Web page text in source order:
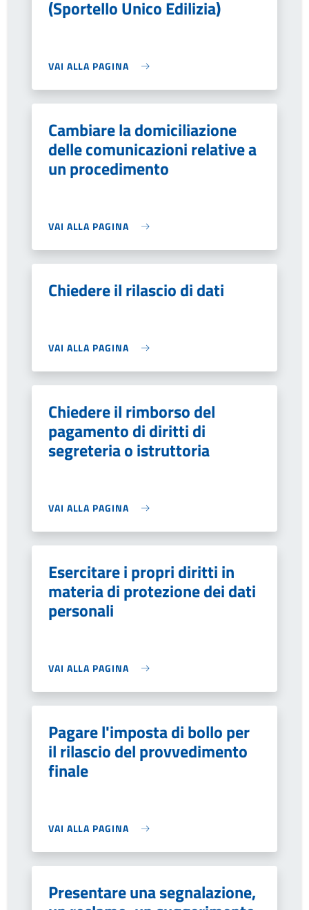
(Sportello Unico Edilizia)
VAI ALLA PAGINA
Cambiare la domiciliazione
delle comunicazioni relative a
un procedimento
VAI ALLA PAGINA
Chiedere il rilascio di dati
VAI ALLA PAGINA
Chiedere il rimborso del
pagamento di diritti di
segreteria o istruttoria
VAI ALLA PAGINA
Esercitare i propri diritti in
materia di protezione dei dati
personali
VAI ALLA PAGINA
Pagare l'imposta di bollo per
il rilascio del provvedimento
finale
VAI ALLA PAGINA
Presentare una segnalazione,